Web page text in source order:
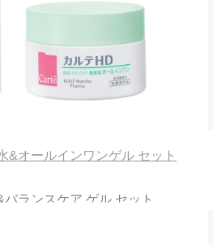
&オールインワンゲル セット
ランスケア ゲル セット